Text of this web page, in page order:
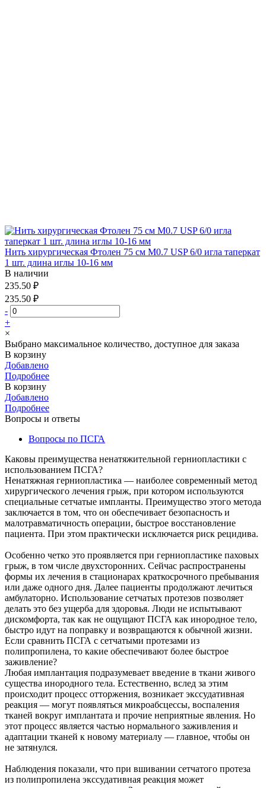
Нить хирургическая Фтолен 75 см М0.7 USP 6/0 игла таперкат
1 шт. длина иглы 10-16 мм
В наличии
235.50 ₽
235.50 ₽
-
+
×
Выбрано максимальное количество, доступное для заказа
В корзину
Добавлено
Подробнее
В корзину
Добавлено
Подробнее
Вопросы и ответы
Вопросы по ПСГА
Каковы преимущества ненатяжительной герниопластики с
использованием ПСГА?
Ненатяжная герниопластика — наиболее современный метод
хирургического лечения грыж, при котором используются
специальные сетчатые импланты. Преимущество этого метода
заключается в том, что он обеспечивает безопасность и
малотравматичность операции, быстрое восстановление
пациента. При этом практически исключается риск рецидива.
Особенно четко это проявляется при герниопластике паховых
грыж, в том числе двухсторонних. Сейчас распространены
формы их лечения в стационарах краткосрочного пребывания
или даже одного дня. Далее пациенты продолжают лечиться
амбулаторно. Использование сетчатых протезов позволяет
делать это без ущерба для здоровья. Люди не испытывают
дискомфорта, так как не ощущают ПСГА как инородное тело,
быстро идут на поправку и возвращаются к обычной жизни.
Если сравнить ПСГА с сетчатыми протезами из
полипропилена, то какие обеспечивают более быстрое
заживление?
Любая имплантация подразумевает введение в ткани живого
существа инородного тела. Естественно, вслед за этим
происходит процесс отторжения, возникает экссудативная
реакция — могут появляться микроабсцессы, воспаления
тканей вокруг имплантата и прочие неприятные явления. Но
этот процесс является частью нормального заживления и
адаптации тканей к новому материалу — главное, чтобы он
не затянулся.
Наблюдения показали, что при вшивании сетчатого протеза
из полипропилена экссудативная реакция может